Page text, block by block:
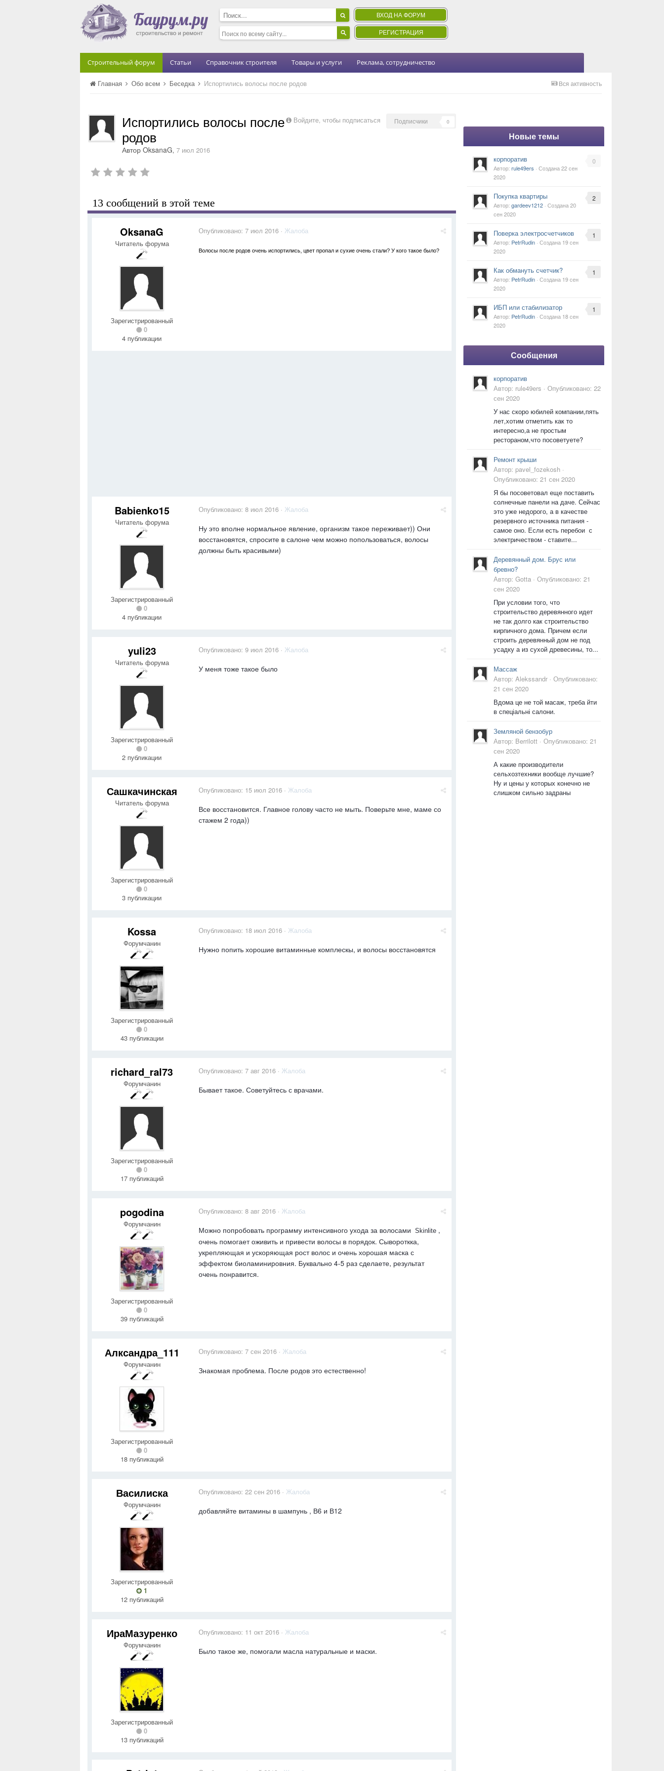
ВХОД НА ФОРУМ
РЕГИСТРАЦИЯ
Строительный форум Статьи Справочник строителя Товары и услуги Реклама, сотрудничество
Вся активность
Главная Обо всем Беседка Испортились волосы после родов
Войдите, чтобы подписаться Подписчики 0
Испортились волосы после
родов
Автор OksanaG, 7 июл 2016
13 сообщений в этой теме
OksanaG
Читатель форума
Зарегистрированный
0
4 публикации
Опубликовано: 7 июл 2016 · Жалоба
Волосы после родов очень испортились, цвет пропал и сухие очень стали? У кого такое было?
Babienko15
Читатель форума
Зарегистрированный
0
4 публикации
Опубликовано: 8 июл 2016 · Жалоба
Ну это вполне нормальное явление, организм такое переживает)) Они
восстановятся, спросите в салоне чем можно попользоваться, волосы
должны быть красивыми)
yuli23
Читатель форума
Зарегистрированный
0
2 публикации
Опубликовано: 9 июл 2016 · Жалоба
У меня тоже такое было
Сашкачинская
Читатель форума
Зарегистрированный
0
3 публикации
Опубликовано: 15 июл 2016 · Жалоба
Все восстановится. Главное голову часто не мыть. Поверьте мне, маме со
стажем 2 года))
Kossa
Форумчанин
Зарегистрированный
0
43 публикации
Опубликовано: 18 июл 2016 · Жалоба
Нужно попить хорошие витаминные комплескы, и волосы восстановятся
richard_ral73
Форумчанин
Зарегистрированный
0
17 публикаций
Опубликовано: 7 авг 2016 · Жалоба
Бывает такое. Советуйтесь с врачами.
pogodina
Форумчанин
Зарегистрированный
0
39 публикаций
Опубликовано: 8 авг 2016 · Жалоба
Можно попробовать программу интенсивного ухода за волосами Skinlite ,
очень помогает оживить и привести волосы в порядок. Сывороткка,
укрепляющая и ускоряющая рост волос и очень хорошая маска с
эффектом биоламинировния. Буквально 4-5 раз сделаете, результат
очень понравится.
Алксандра_111
Форумчанин
Зарегистрированный
0
18 публикаций
Опубликовано: 7 сен 2016 · Жалоба
Знакомая проблема. После родов это естественно!
Василиска
Форумчанин
Зарегистрированный
1
12 публикаций
Опубликовано: 22 сен 2016 · Жалоба
добавляйте витамины в шампунь , В6 и В12
ИраМазуренко
Форумчанин
Зарегистрированный
0
13 публикаций
Опубликовано: 11 окт 2016 · Жалоба
Было такое же, помогали масла натуральные и маски.
Новые темы
0
корпоратив
Автор: rule49ers · Создана22 сен
2020
2
Покупка квартиры
Автор: gardeev1212 · Создана20
сен 2020
1
Поверка электросчетчиков
Автор: PetrRudin · Создана 19 сен
2020
1
Как обмануть счетчик?
Автор: PetrRudin · Создана 19 сен
2020
1
ИБП или стабилизатор
Автор: PetrRudin · Создана 18 сен
2020
Сообщения
корпоратив
Автор: rule49ers · Опубликовано: 22
сен 2020
У нас скоро юбилей компании,пять
лет,хотим отметить как то
интересно,а не простым
рестораном,что посоветуете?
Ремонт крыши
Автор: pavel_fozekosh ·
Опубликовано: 21 сен 2020
Я бы посоветовал еще поставить
солнечные панели на даче. Сейчас
это уже недорого, а в качестве
резервного источника питания -
самое оно. Если есть перебои с
электричеством - ставите...
Деревянный дом. Брус или
бревно?
Автор: Gotta · Опубликовано: 21
сен 2020
При условии того, что
строительство деревянного идет
не так долго как строительство
кирпичного дома. Причем если
строить деревянный дом не под
усадку а из сухой древесины, то...
Массаж
Автор: Alekssandr · Опубликовано:
21 сен 2020
Вдома це не той масаж, треба йти
в спеціальні салони.
Земляной бензобур
Автор: Berrilott · Опубликовано: 21
сен 2020
А какие производители
сельхозтехники вообще лучшие?
Ну и цены у которых конечно не
слишком сильно задраны